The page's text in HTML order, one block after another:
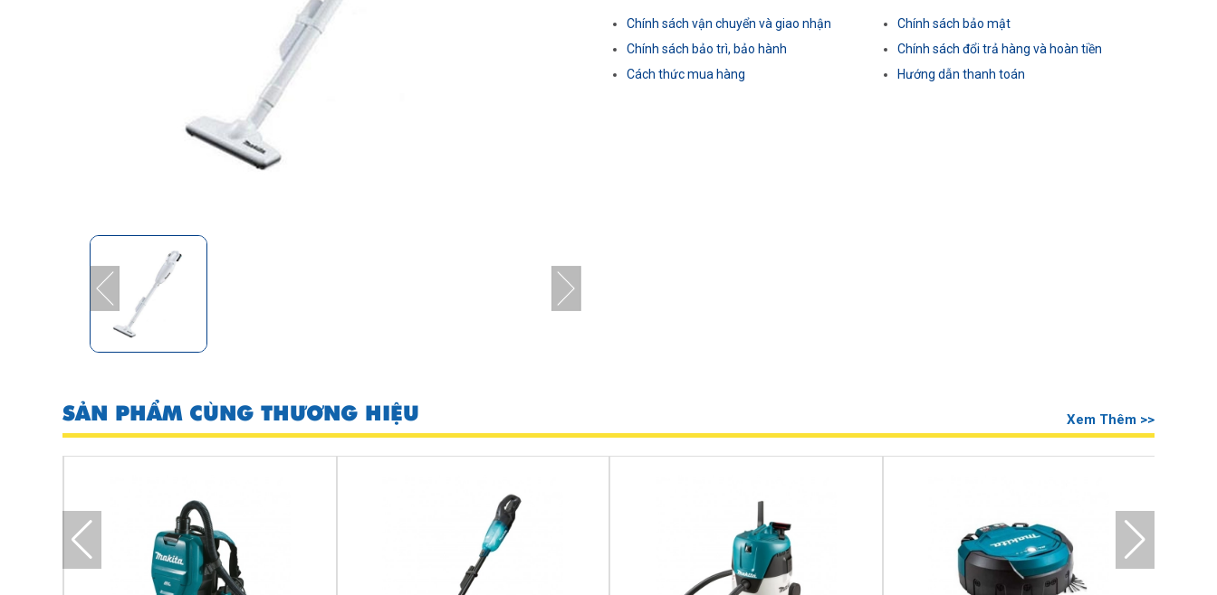
Chính sách vận chuyển và giao nhận
Chính sách bảo trì, bảo hành
Cách thức mua hàng
Chính sách bảo mật
Chính sách đổi trả hàng và hoàn tiền
Hướng dẫn thanh toán
SẢN PHẨM CÙNG THƯƠNG HIỆU Xem Thêm >>